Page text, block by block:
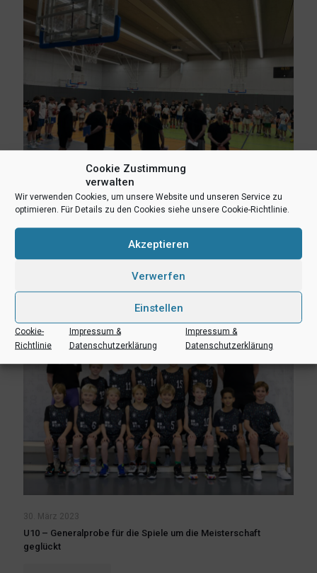
Cookie Zustimmung
verwalten
Wir verwenden Cookies, um unsere Website und unseren Service zu
optimieren. Für Details zu den Cookies siehe unsere Cookie-Richtlinie.
Akzeptieren
Verwerfen
Einstellen
Cookie-
Richtlinie
Impressum &
Datenschutzerklärung
Impressum &
Datenschutzerklärung
24. April 2023
Erfolgreiche Einteilungstrainings für die Jugendteams
Mehr lesen
30. März 2023
U10 – Generalprobe für die Spiele um die Meisterschaft
geglückt